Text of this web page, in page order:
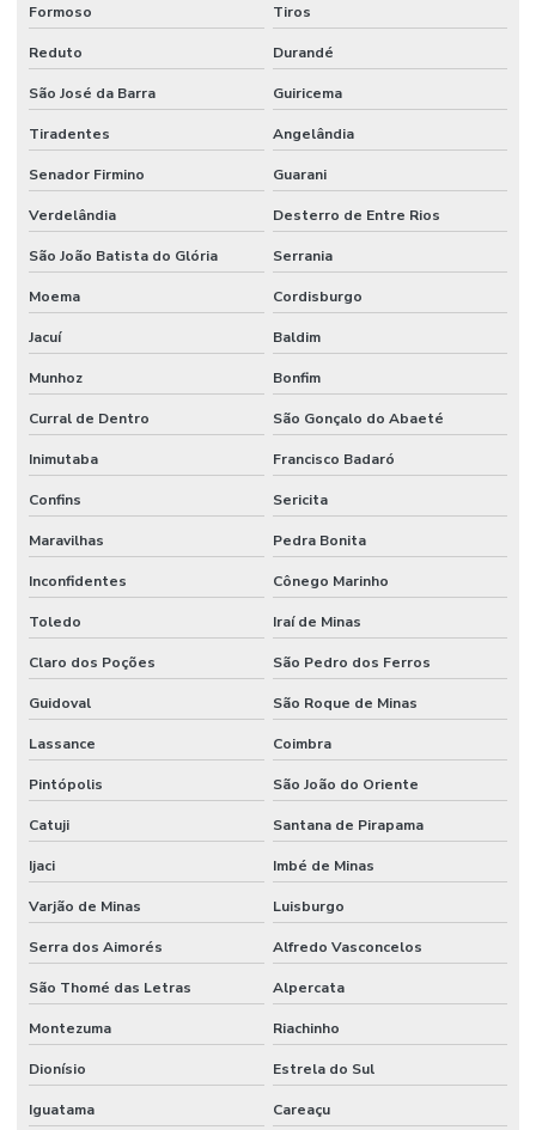
Formoso Tiros
Reduto Durandé
São José da Barra Guiricema
Tiradentes Angelândia
Senador Firmino Guarani
Verdelândia Desterro de Entre Rios
São João Batista do Glória Serrania
Moema Cordisburgo
Jacuí Baldim
Munhoz Bonfim
Curral de Dentro São Gonçalo do Abaeté
Inimutaba Francisco Badaró
Confins Sericita
Maravilhas Pedra Bonita
Inconfidentes Cônego Marinho
Toledo Iraí de Minas
Claro dos Poções São Pedro dos Ferros
Guidoval São Roque de Minas
Lassance Coimbra
Pintópolis São João do Oriente
Catuji Santana de Pirapama
Ijaci Imbé de Minas
Varjão de Minas Luisburgo
Serra dos Aimorés Alfredo Vasconcelos
São Thomé das Letras Alpercata
Montezuma Riachinho
Dionísio Estrela do Sul
Iguatama Careaçu